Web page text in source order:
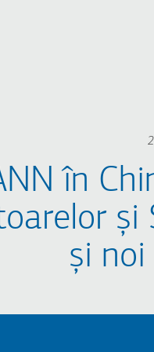
în
și
și